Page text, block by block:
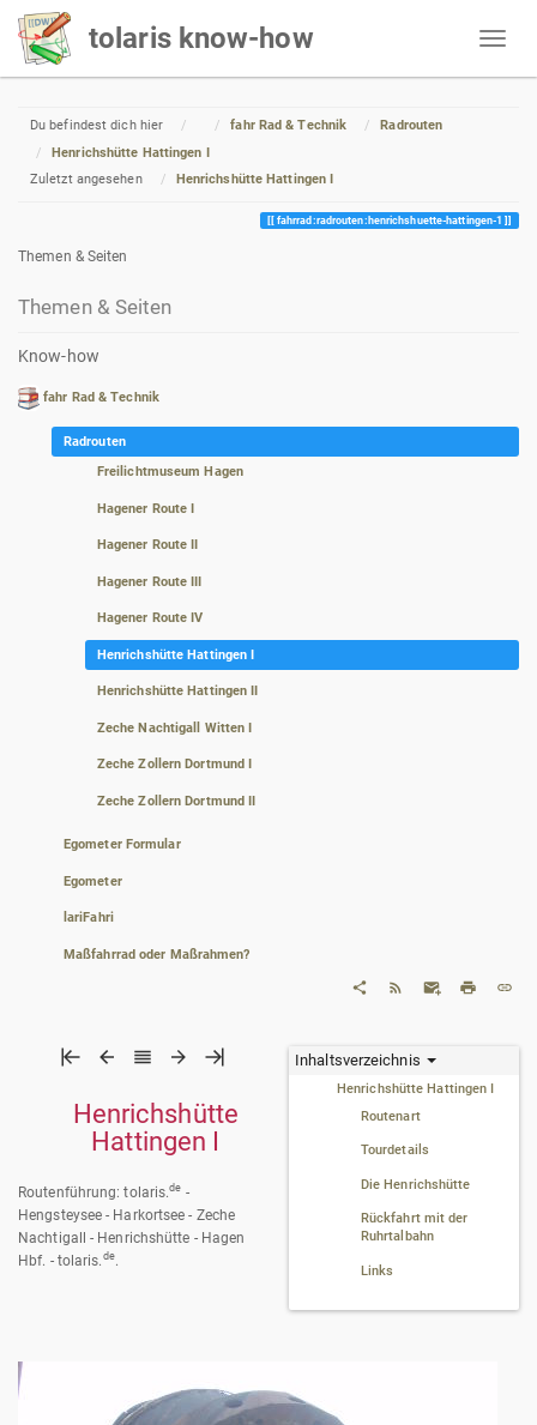
tolaris know-how
Du befindest dich hier Homefahr Rad & Technik
Radrouten
Henrichshütte Hattingen I
Zuletzt angesehen
Henrichshütte Hattingen I
fahrrad:radrouten:henrichshuette-hattingen-1
Themen & Seiten
Themen & Seiten
Know-how
fahr Rad & Technik
Radrouten
Freilichtmuseum Hagen
Hagener Route I
Hagener Route II
Hagener Route III
Hagener Route IV
Henrichshütte Hattingen I
Henrichshütte Hattingen II
Zeche Nachtigall Witten I
Zeche Zollern Dortmund I
Zeche Zollern Dortmund II
Egometer Formular
Egometer
lariFahri
Maßfahrrad oder Maßrahmen?
Inhaltsverzeichnis
Henrichshütte Hattingen I
Routenart
Tourdetails
Die Henrichshütte
Rückfahrt mit der
Ruhrtalbahn
Links
Henrichshütte
Hattingen I
Routenführung: tolaris.de -
Hengsteysee - Harkortsee - Zeche
Nachtigall - Henrichshütte - Hagen
Hbf. - tolaris. de.